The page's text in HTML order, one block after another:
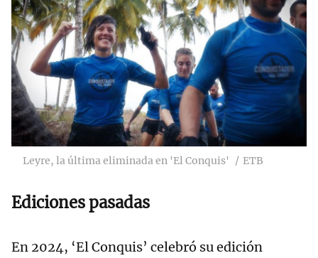
Leyre, la última eliminada en 'El Conquis' ETB
Ediciones pasadas
En 2024, ‘El Conquis’ celebró su edición